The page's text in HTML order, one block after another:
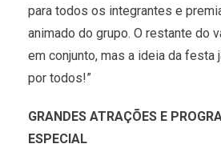
para todos os integrantes e
animado do grupo. O restante do
em conjunto, mas a ideia da festa
por todos!”
GRANDES ATRAÇÕES E
ESPECIAL